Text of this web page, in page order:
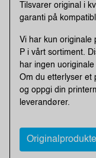
Tilsvarer original i
garanti på
Vi har kun originale
P i vårt sortiment.
har ingen
Om du etterlyser et
og oppgi din
leverandører.